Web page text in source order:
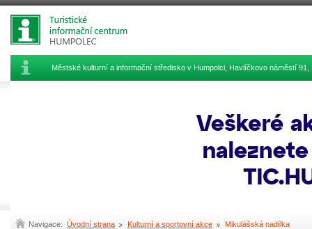
Městské kulturní a informační středisko v Humpolci, Havlíčkovo náměstí
Navigace: Úvodní strana Kulturní a sportovní akce Mikulášská nadílka